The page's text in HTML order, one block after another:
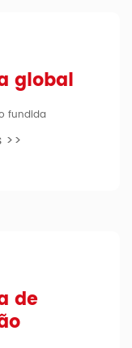
global
fundida
de